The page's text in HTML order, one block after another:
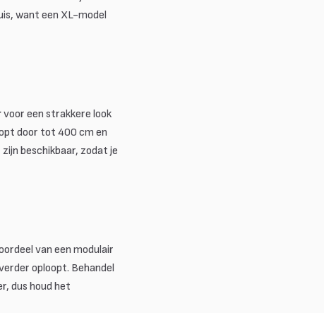
want een XL-model
voor een strakkere look
door tot 400 cm en
beschikbaar, zodat je
van een modulair
oploopt. Behandel
dus houd het